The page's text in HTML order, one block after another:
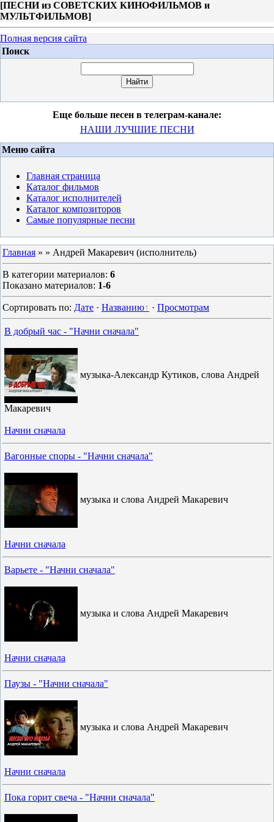
[ПЕСНИ из СОВЕТСКИХ КИНОФИЛЬМОВ и
МУЛЬТФИЛЬМОВ]
Полная версия сайта
Поиск
Еще больше песен в телеграм-канале:
НАШИ ЛУЧШИЕ ПЕСНИ
Меню сайта
Главная страница
Каталог фильмов
Каталог исполнителей
Каталог композиторов
Самые популярные песни
Главная » » Андрей Макаревич (исполнитель)
В категории материалов: 6
Показано материалов: 1-6
Сортировать по: Дате · Названию · Просмотрам
В добрый час - "Начни сначала"
музыка-Александр Кутиков, слова Андрей
Макаревич
Начни сначала
Вагонные споры - "Начни сначала"
музыка и слова Андрей Макаревич
Начни сначала
Варьете - "Начни сначала"
музыка и слова Андрей Макаревич
Начни сначала
Паузы - "Начни сначала"
музыка и слова Андрей Макаревич
Начни сначала
Пока горит свеча - "Начни сначала"